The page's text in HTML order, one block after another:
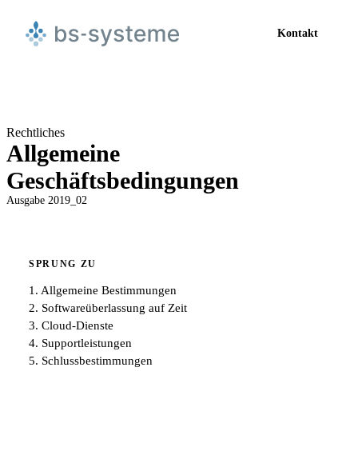
Kontakt
Rechtliches
Allgemeine
Geschäftsbedingungen
Ausgabe 2019_02
SPRUNG ZU
1. Allgemeine Bestimmungen
2. Softwareüberlassung auf Zeit
3. Cloud-Dienste
4. Supportleistungen
5. Schlussbestimmungen